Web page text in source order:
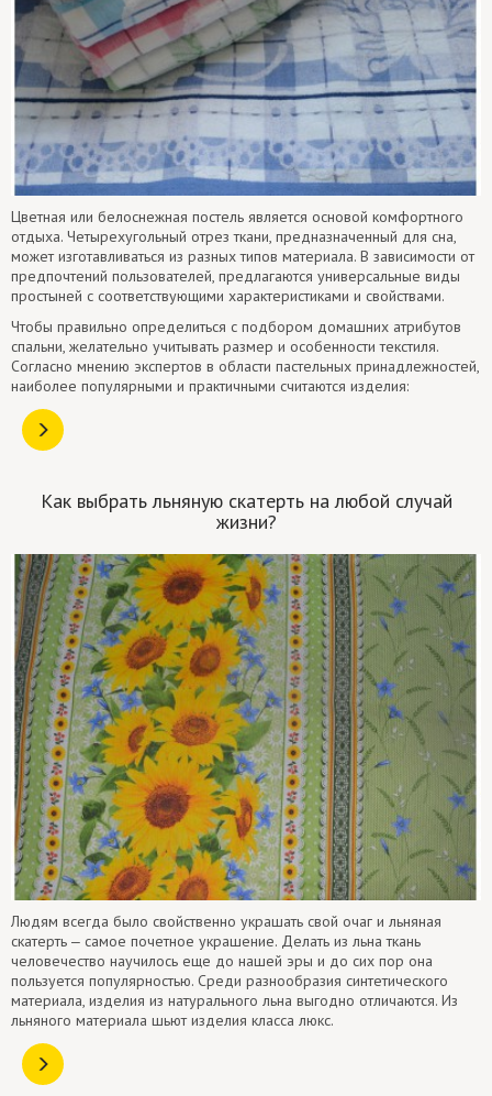
Цветная или белоснежная постель является основой комфортного
отдыха. Четырехугольный отрез ткани, предназначенный для сна,
может изготавливаться из разных типов материала. В зависимости от
предпочтений пользователей, предлагаются универсальные виды
простыней с соответствующими характеристиками и свойствами.
Чтобы правильно определиться с подбором домашних атрибутов
спальни, желательно учитывать размер и особенности текстиля.
Согласно мнению экспертов в области пастельных принадлежностей,
наиболее популярными и практичными считаются изделия:
Как выбрать льняную скатерть на любой случай
жизни?
Людям всегда было свойственно украшать свой очаг и льняная
скатерть ‒ самое почетное украшение. Делать из льна ткань
человечество научилось еще до нашей эры и до сих пор она
пользуется популярностью. Среди разнообразия синтетического
материала, изделия из натурального льна выгодно отличаются. Из
льняного материала шьют изделия класса люкс.